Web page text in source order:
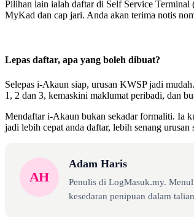
Pilihan lain ialah daftar di Self Service Terminal
MyKad dan cap jari. Anda akan terima notis
Lepas daftar, apa yang boleh dibuat?
Selepas i-Akaun siap, urusan KWSP jadi
1, 2 dan 3, kemaskini maklumat peribadi, dan
Mendaftar i-Akaun bukan sekadar formaliti. Ia
jadi lebih cepat anda daftar, lebih senang urusan
AH
Adam Haris
Penulis di LogMasuk.my.
kesedaran penipuan dalam